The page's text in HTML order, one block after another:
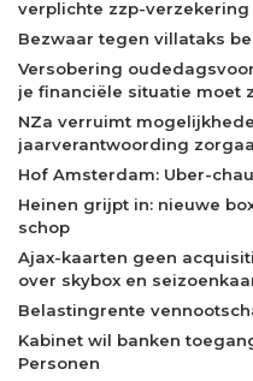
verplichte zzp-verzekering
Bezwaar tegen villataks
Versobering
je financiële situatie moet
NZa verruimt
jaarverantwoording
Hof Amsterdam: Uber-
Heinen grijpt in: nieuwe
schop
Ajax-kaarten geen
over skybox en
Belastingrente
Kabinet wil banken
Personen